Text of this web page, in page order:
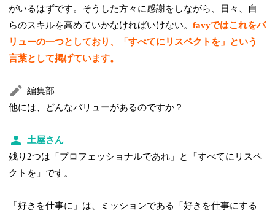
がいるはずです。そうした方々に感謝をしながら、日々、自
らのスキルを高めていかなければいけない。favyではこれをバ
リューの一つとしており、「すべてにリスペクトを」という
言葉として掲げています。
編集部
他には、どんなバリューがあるのですか？
土屋さん
残り2つは「プロフェッショナルであれ」と「すべてにリスペ
クトを」です。
「好きを仕事に」は、ミッションである「好きを仕事にする